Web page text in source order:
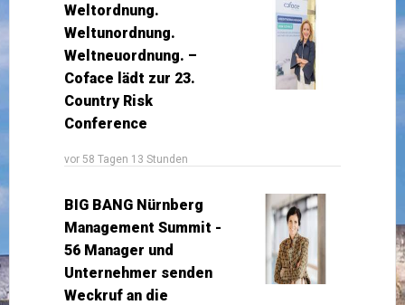
Weltordnung.
Weltunordnung.
Weltneuordnung. –
Coface lädt zur 23.
Country Risk
Conference
vor 58 Tagen 13 Stunden
BIG BANG Nürnberg
Management Summit -
56 Manager und
Unternehmer senden
Weckruf an die